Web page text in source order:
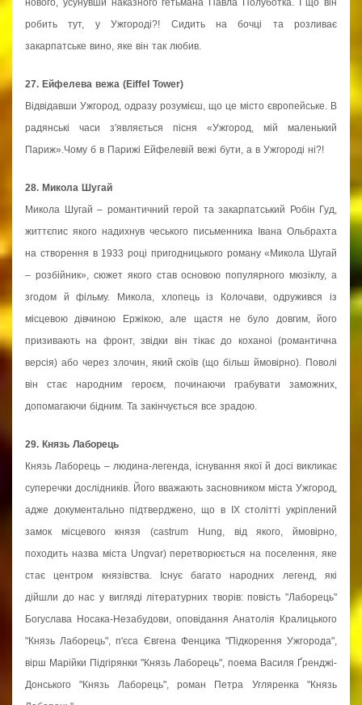
робить тут, у Ужгороді?! Сидить на бочці та розливає
закарпатське вино, яке він так любив.
27. Ейфелева вежа (Eiffel Tower)
Відвідавши Ужгород, одразу розумієш, що це місто європейське. В
радянські часи з'являється пісня «Ужгород, мій маленький
Париж».Чому б в Парижі Ейфелевій вежі бути, а в Ужгороді ні?!
28. Микола Шугай
Микола Шугай – романтичний герой та закарпатський Робін Гуд,
життєпис якого надихнув чеського письменника Івана Ольбрахта
на створення в 1933 році пригодницького роману «Микола Шугай
– розбійник», сюжет якого став основою популярного мюзіклу, а
згодом й фільму. Микола, хлопець із Колочави, одружився із
місцевою дівчиною Ержікою, але щастя не було довгим, його
призивають на фронт, звідки він тікає до коханоі (романтична
версія) або через злочин, який скоїв (що більш ймовірно). Поволі
він стає народним героєм, починаючи грабувати заможних,
допомагаючи бідним. Та закінчується все зрадою.
29. Князь Лаборець
Князь Лаборець – людина-легенда, існування якої й досі викликає
суперечки дослідників. Його вважають засновником міста Ужгород,
адже документально підтверджено, що в ІХ столітті укріплений
замок місцевого князя (castrum Hung, від якого, ймовірно,
походить назва міста Ungvar) перетворюється на поселення, яке
стає центром князівства. Існує багато народних легенд, які
дійшли до нас у вигляді літературних творів: повість "Лаборець"
Богуслава Носака-Незабудови, оповідання Анатолія Кралицького
"Князь Лаборець", п'єса Євгена Фенцика "Підкорення Ужгорода",
вірш Марійки Підгірянки "Князь Лаборець", поема Василя Ґренджі-
Донського "Князь Лаборець", роман Петра Угляренка "Князь